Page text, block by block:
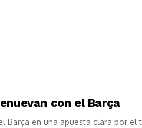
con el Barça
Barça en una apuesta clara por el